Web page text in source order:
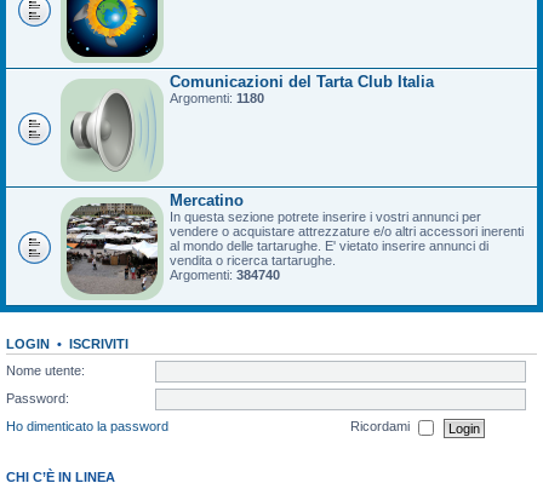
Comunicazioni del Tarta Club Italia
Argomenti: 1180
Mercatino
In questa sezione potrete inserire i vostri annunci per
vendere o acquistare attrezzature e/o altri accessori inerenti
al mondo delle tartarughe. E' vietato inserire annunci di
vendita o ricerca tartarughe.
Argomenti: 384740
LOGIN • ISCRIVITI
Nome utente:
Password:
Ho dimenticato la password
Ricordami
CHI C’È IN LINEA